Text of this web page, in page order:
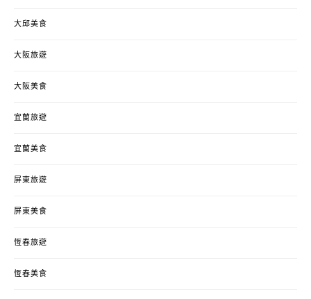
大邱美食
大阪旅遊
大阪美食
宜蘭旅遊
宜蘭美食
屏東旅遊
屏東美食
恆春旅遊
恆春美食